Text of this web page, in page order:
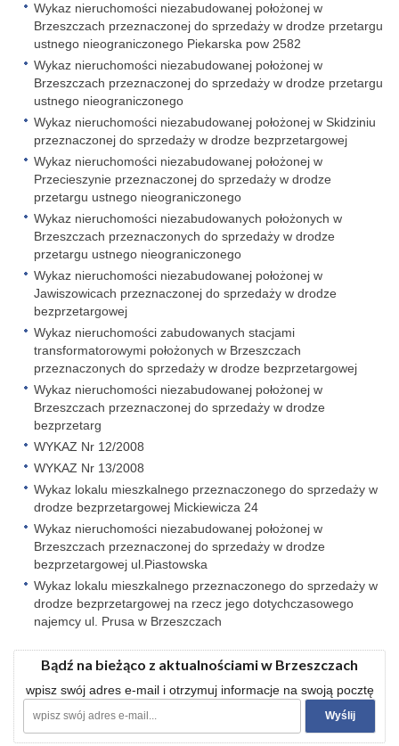
Wykaz nieruchomości niezabudowanej położonej w
Brzeszczach przeznaczonej do sprzedaży w drodze przetargu
ustnego nieograniczonego Piekarska pow 2582
Wykaz nieruchomości niezabudowanej położonej w
Brzeszczach przeznaczonej do sprzedaży w drodze przetargu
ustnego nieograniczonego
Wykaz nieruchomości niezabudowanej położonej w Skidziniu
przeznaczonej do sprzedaży w drodze bezprzetargowej
Wykaz nieruchomości niezabudowanej położonej w
Przecieszynie przeznaczonej do sprzedaży w drodze
przetargu ustnego nieograniczonego
Wykaz nieruchomości niezabudowanych położonych w
Brzeszczach przeznaczonych do sprzedaży w drodze
przetargu ustnego nieograniczonego
Wykaz nieruchomości niezabudowanej położonej w
Jawiszowicach przeznaczonej do sprzedaży w drodze
bezprzetargowej
Wykaz nieruchomości zabudowanych stacjami
transformatorowymi położonych w Brzeszczach
przeznaczonych do sprzedaży w drodze bezprzetargowej
Wykaz nieruchomości niezabudowanej położonej w
Brzeszczach przeznaczonej do sprzedaży w drodze
bezprzetarg
WYKAZ Nr 12/2008
WYKAZ Nr 13/2008
Wykaz lokalu mieszkalnego przeznaczonego do sprzedaży w
drodze bezprzetargowej Mickiewicza 24
Wykaz nieruchomości niezabudowanej położonej w
Brzeszczach przeznaczonej do sprzedaży w drodze
bezprzetargowej ul.Piastowska
Wykaz lokalu mieszkalnego przeznaczonego do sprzedaży w
drodze bezprzetargowej na rzecz jego dotychczasowego
najemcy ul. Prusa w Brzeszczach
Bądź na bieżąco z aktualnościami w Brzeszczach
wpisz swój adres e-mail i otrzymuj informacje na swoją pocztę